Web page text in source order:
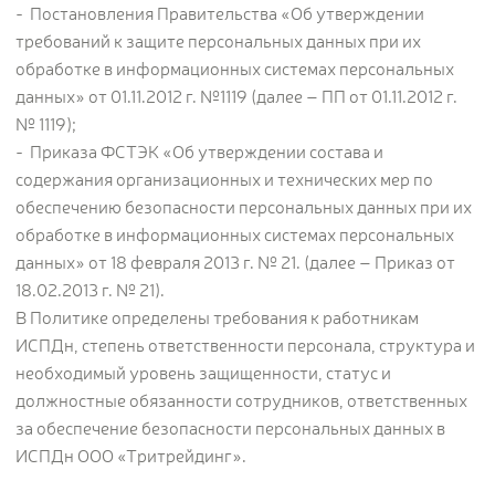
- Постановления Правительства «Об утверждении
требований к защите персональных данных при их
обработке в информационных системах персональных
данных» от 01.11.2012 г. №1119 (далее – ПП от 01.11.2012 г.
№ 1119);
- Приказа ФСТЭК «Об утверждении состава и
содержания организационных и технических мер по
обеспечению безопасности персональных данных при их
обработке в информационных системах персональных
данных» от 18 февраля 2013 г. № 21. (далее – Приказ от
18.02.2013 г. № 21).
В Политике определены требования к работникам
ИСПДн, степень ответственности персонала, структура и
необходимый уровень защищенности, статус и
должностные обязанности сотрудников, ответственных
за обеспечение безопасности персональных данных в
ИСПДн ООО «Тритрейдинг».